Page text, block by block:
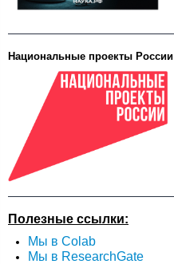
Национальные проекты России
Полезные ссылки:
Мы в Colab
Мы в ResearchGate